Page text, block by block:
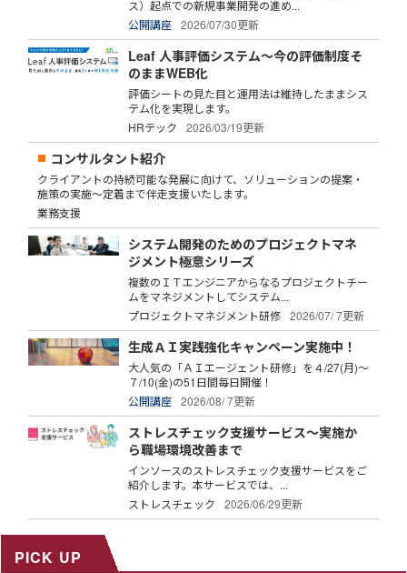
ス）起点での新規事業開発の進め...
公開講座
2026/07/30更新
Leaf 人事評価システム～今の評価制度そ
のままWEB化
評価シートの見た目と運用法は維持したままシス
テム化を実現します。
HRテック
2026/03/19更新
コンサルタント紹介
クライアントの持続可能な発展に向けて、ソリューションの提案・
施策の実施～定着まで伴走支援いたします。
業務支援
システム開発のためのプロジェクトマネ
ジメント極意シリーズ
複数のＩＴエンジニアからなるプロジェクトチー
ムをマネジメントしてシステム...
プロジェクトマネジメント研修
2026/07/ 7更新
生成ＡＩ実践強化キャンペーン実施中！
大人気の「ＡＩエージェント研修」を４/27(月)～
７/10(金)の51日間毎日開催！
公開講座
2026/08/ 7更新
ストレスチェック支援サービス～実施か
ら職場環境改善まで
インソースのストレスチェック支援サービスをご
紹介します。本サービスでは、...
ストレスチェック
2026/06/29更新
PICK UP